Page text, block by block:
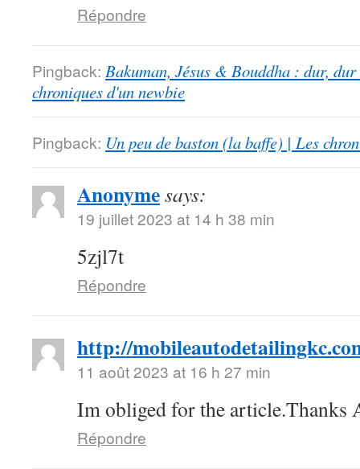
Répondre
Pingback: Bakuman, Jésus & Bouddha : dur,
chroniques d'un newbie
Pingback: Un peu de baston (la baffe) | Les
Anonymesays:
19 juillet 2023 at 14 h 38 min
5zjl7t
Répondre
http://
11 août 2023 at 16 h 27 min
Im obliged for the article.Thanks
Répondre